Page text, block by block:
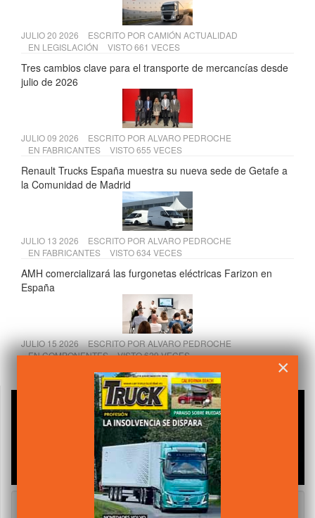
JULIO 20 2026 ESCRITO POR CAMIÓN ACTUALIDAD
EN LEGISLACIÓN VISTO 661 VECES
Tres cambios clave para el transporte de mercancías desde
julio de 2026
JULIO 09 2026 ESCRITO POR ALVARO PEDROCHE
EN FABRICANTES VISTO 655 VECES
Renault Trucks España muestra su nueva sede de Getafe a
la Comunidad de Madrid
JULIO 13 2026 ESCRITO POR ALVARO PEDROCHE
EN FABRICANTES VISTO 634 VECES
AMH comercializará las furgonetas eléctricas Farizon en
España
JULIO 15 2026 ESCRITO PORALVARO PEDROCHE
ENCOMPONENTES VISTO 629 VECES
Andamur presenta su VI Informe de Sostenibilidad 2025 ×